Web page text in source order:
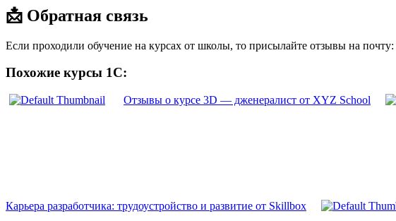
📩 Обратная связь
Если проходили обучение на курсах от школы, то присылайте отзывы на почту:
Похожие курсы 1С:
Отзывы о курсе 3D — дженералист от XYZ School
Карьера разработчика: трудоустройство и развитие от Skillbox